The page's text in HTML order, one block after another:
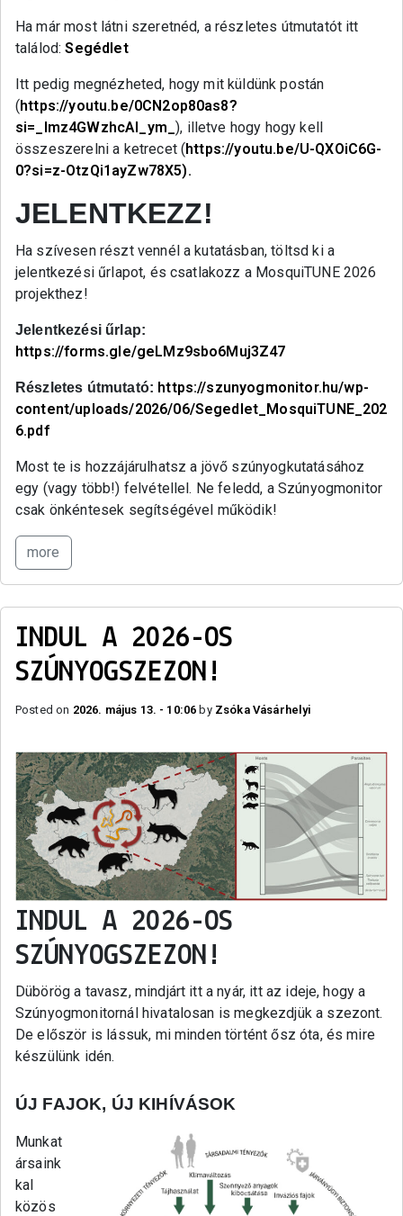
Ha már most látni szeretnéd, a részletes útmutatót itt
találod:Segédlet
Itt pedig megnézheted, hogy mit küldünk postán
(https://youtu.be/0CN2op80as8?
si=_lmz4GWzhcAl_ym_), illetve hogy hogy kell
összeszerelni a ketrecet (https://youtu.be/U-QXOiC6G-
0?si=z-OtzQi1ayZw78X5).
JELENTKEZZ!
Ha szívesen részt vennél a kutatásban, töltsd ki a
jelentkezési űrlapot, és csatlakozz a MosquiTUNE 2026
projekthez!
Jelentkezési űrlap:
https://forms.gle/geLMz9sbo6Muj3Z47
Részletes útmutató: https://szunyogmonitor.hu/wp-
content/uploads/2026/06/Segedlet_MosquiTUNE_202
6.pdf
Most te is hozzájárulhatsz a jövő szúnyogkutatásához
egy (vagy több!) felvétellel. Ne feledd, a Szúnyogmonitor
csak önkéntesek segítségével működik!
more
INDUL A 2026-OS
SZÚNYOGSZEZON!
Posted on 2026. május 13. - 10:06 by Zsóka Vásárhelyi
INDUL A 2026-OS
SZÚNYOGSZEZON!
Dübörög a tavasz, mindjárt itt a nyár, itt az ideje, hogy a
Szúnyogmonitornál hivatalosan is megkezdjük a szezont.
De először is lássuk, mi minden történt ősz óta, és mire
készülünk idén.
ÚJ FAJOK, ÚJ KIHÍVÁSOK
Munkat
ársaink
kal
közös